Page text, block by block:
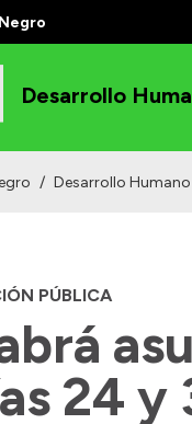
Desarrollo
/ Desarrollo Humano
PÚBLICA
24 y